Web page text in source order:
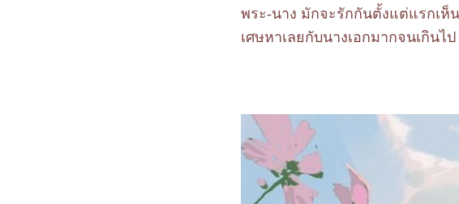
พระ-นาง มักจะรักกันตั้งแต่แรกเห็
เศษหาเลยกับนางเอกมากจนเกินไป